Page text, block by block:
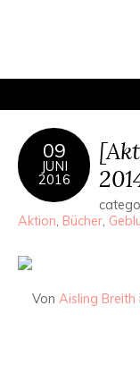
09
JUNI
2016
Aktion, Bücher,
Von Aisling Breith